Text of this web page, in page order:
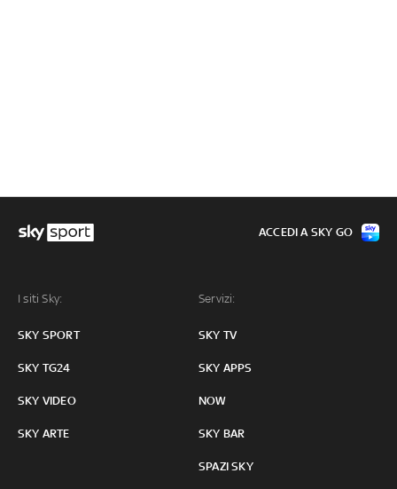
I siti Sky:
SKY SPORT
SKY TG24
SKY VIDEO
SKY ARTE
Servizi:
SKY TV
SKY APPS
NOW
SKY BAR
SPAZI SKY
ACCEDI A SKY GO